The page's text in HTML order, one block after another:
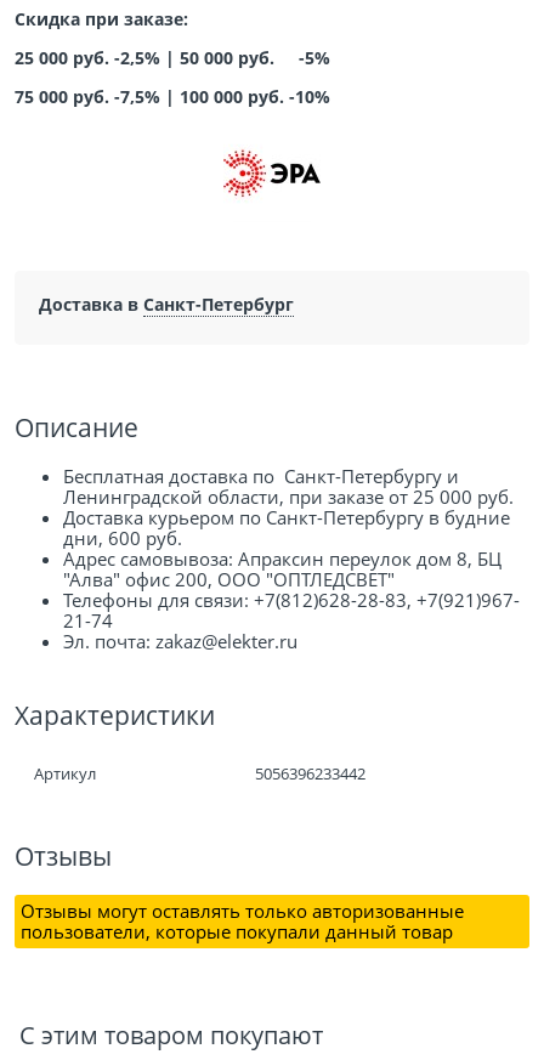
Скидка при заказе:
25 000 руб. -2,5% | 50 000 руб. -5%
75 000 руб. -7,5% | 100 000 руб. -10%
Доставка в Санкт-Петербург
Описание
Бесплатная доставка по Санкт-Петербургу и
Ленинградской области, при заказе от 25 000 руб.
Доставка курьером по Санкт-Петербургу в будние
дни, 600 руб.
Адрес самовывоза: Апраксин переулок дом 8, БЦ
"Алва" офис 200, ООО "ОПТЛЕДСВЕТ"
Телефоны для связи: +7(812)628-28-83, +7(921)967-
21-74
Эл. почта: zakaz@elekter.ru
Характеристики
Артикул 5056396233442
Отзывы
Отзывы могут оставлять только авторизованные
пользователи, которые покупали данный товар
С этим товаром покупают